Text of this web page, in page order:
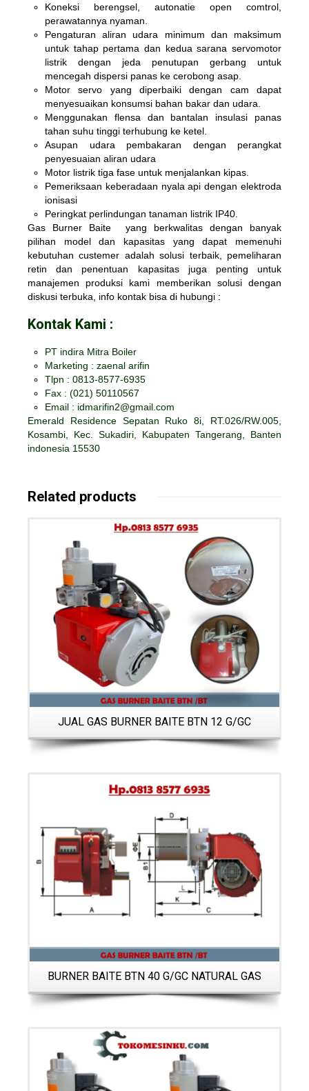
Koneksi berengsel, autonatie open comtrol,
perawatannya nyaman.
Pengaturan aliran udara minimum dan maksimum
untuk tahap pertama dan kedua sarana servomotor
listrik dengan jeda penutupan gerbang untuk
mencegah dispersi panas ke cerobong asap.
Motor servo yang diperbaiki dengan cam dapat
menyesuaikan konsumsi bahan bakar dan udara.
Menggunakan flensa dan bantalan insulasi panas
tahan suhu tinggi terhubung ke ketel.
Asupan udara pembakaran dengan perangkat
penyesuaian aliran udara
Motor listrik tiga fase untuk menjalankan kipas.
Pemeriksaan keberadaan nyala api dengan elektroda
ionisasi
Peringkat perlindungan tanaman listrik IP40.
Gas Burner Baite yang berkwalitas dengan banyak
pilihan model dan kapasitas yang dapat memenuhi
kebutuhan custemer adalah solusi terbaik, pemeliharan
retin dan penentuan kapasitas juga penting untuk
manajemen produksi kami memberikan solusi dengan
diskusi terbuka, info kontak bisa di hubungi :
Kontak Kami :
PT indira Mitra Boiler
Marketing : zaenal arifin
Tlpn : 0813-8577-6935
Fax : (021) 50110567
Email : idmarifin2@gmail.com
Emerald Residence Sepatan Ruko 8i, RT.026/RW.005,
Kosambi, Kec. Sukadiri, Kabupaten Tangerang, Banten
indonesia 15530
Related products
Details
JUAL GAS BURNER BAITE BTN 12 G/GC
Details
BURNER BAITE BTN 40 G/GC NATURAL GAS
Details